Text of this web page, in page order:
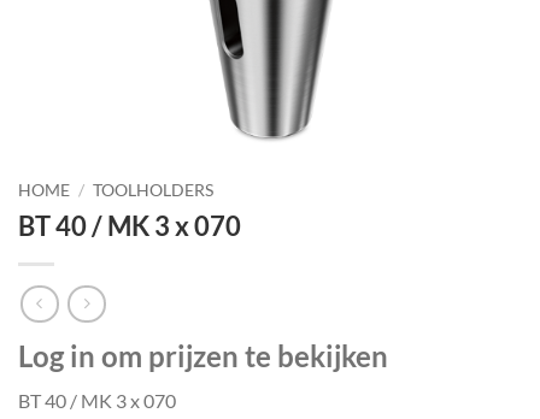
HOME / TOOLHOLDERS
BT 40 / MK 3 x 070
Log in om prijzen te bekijken
BT 40 / MK 3 x 070